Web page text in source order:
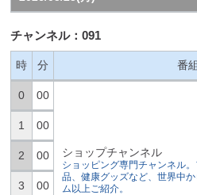
チャンネル：091
時 分 番
0 00
ショップチャンネル
ショッピング専門チャンネル
品、健康グッズなど、世界中
ム以上ご紹介。
1 00
2 00
3 00